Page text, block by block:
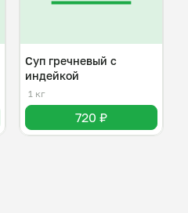
Суп гречневый с
индейкой
1 кг
720 ₽